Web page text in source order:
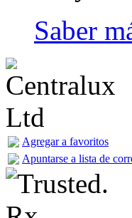
Saber
Agregar a favoritos
Apuntarse a lista de